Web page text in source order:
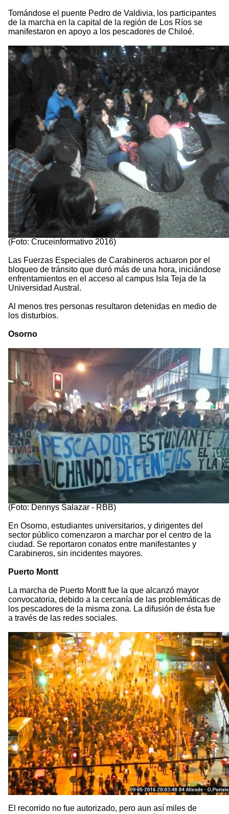
Tomándose el puente Pedro de Valdivia, los participantes
de la marcha en la capital de la región de Los Ríos se
manifestaron en apoyo a los pescadores de Chiloé.
(Foto: Cruceinformativo 2016)
Las Fuerzas Especiales de Carabineros actuaron por el
bloqueo de tránsito que duró más de una hora, iniciándose
enfrentamientos en el acceso al campus Isla Teja de la
Universidad Austral.
Al menos tres personas resultaron detenidas en medio de
los disturbios.
Osorno
(Foto: Dennys Salazar - RBB)
En Osorno, estudiantes universitarios, y dirigentes del
sector público comenzaron a marchar por el centro de la
ciudad. Se reportaron conatos entre manifestantes y
Carabineros, sin incidentes mayores.
Puerto Montt
La marcha de Puerto Montt fue la que alcanzó mayor
convocatoria, debido a la cercanía de las problemáticas de
los pescadores de la misma zona. La difusión de ésta fue
a través de las redes sociales.
El recorrido no fue autorizado, pero aun así miles de